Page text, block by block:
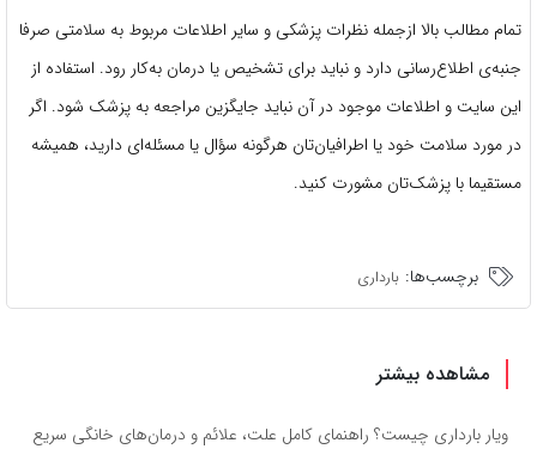
تمام مطالب بالا ازجمله نظرات پزشکی و سایر اطلاعات مربوط به سلامتی صرفا
جنبه‌ی اطلاع‌رسانی دارد و نباید برای تشخیص یا درمان به‌کار رود. استفاده از
این سایت و اطلاعات موجود در آن نباید جایگزین مراجعه به پزشک شود. اگر
در مورد سلامت خود یا اطرافیان‌تان هرگونه سؤال یا مسئله‌ای دارید، همیشه
مستقیما با پزشک‌تان مشورت کنید.
برچسب‌ها: بارداری
مشاهده بیشتر
ویار بارداری چیست؟ راهنمای کامل علت، علائم و درمان‌های خانگی سریع